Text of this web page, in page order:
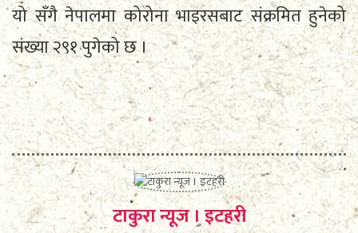
यो सँगै नेपालमा कोरोना भाइरसबाट संक्रमित हुनेको
संख्या २९१ पुगेको छ ।
टाकुरा न्यूज । इटहरी